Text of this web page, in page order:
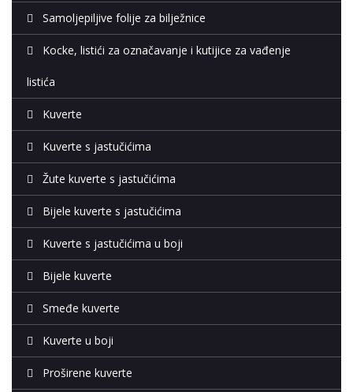
Samoljepiljive folije za bilježnice
Kocke, listići za označavanje i kutijice za vađenje
listića
Kuverte
Kuverte s jastučićima
Žute kuverte s jastučićima
Bijele kuverte s jastučićima
Kuverte s jastučićima u boji
Bijele kuverte
Smeđe kuverte
Kuverte u boji
Proširene kuverte